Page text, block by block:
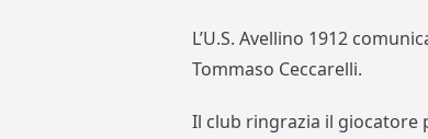
L’U.S. Avellino 1912
Tommaso Ceccarelli.
Il club ringrazia il giocatore